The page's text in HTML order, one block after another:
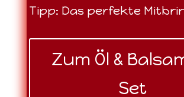
Tipp: Das perfekte
Zum Öl &
Set